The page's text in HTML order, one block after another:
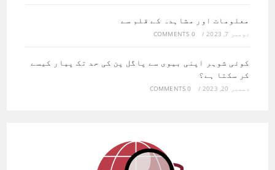
معلومات اور مشاہدہ کے قلم سے
نومبر 7, 2023 /
0 COMMENTS
کوئی شوہر اپنی بیوی سے پاگل پن کی حد تک پیار کیسے
کر سکتا ہے؟
دسمبر 20, 2023 /
0 COMMENTS